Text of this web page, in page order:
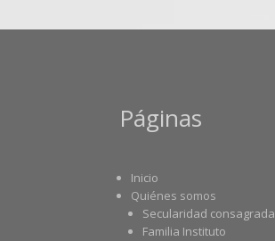
Páginas
Inicio
Quiénes somos
Secularidad consagrada
Familia Instituto